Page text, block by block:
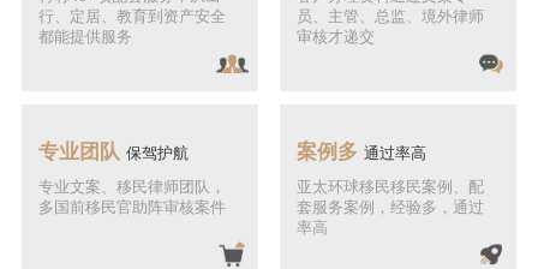
行、定居、教育到资产安全
都能提供服务
员、主管、总监、境外律师
审核才递交
专业团队保驾护航
专业文案、移民律师团队，
多国前移民官助阵审核案件
案例多通过率高
亚太环球移民移民案例、配
套服务案例，经验多，通过
率高